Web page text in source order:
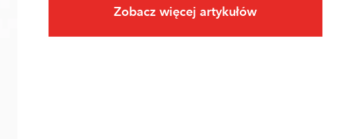
Zobacz więcej artykułów